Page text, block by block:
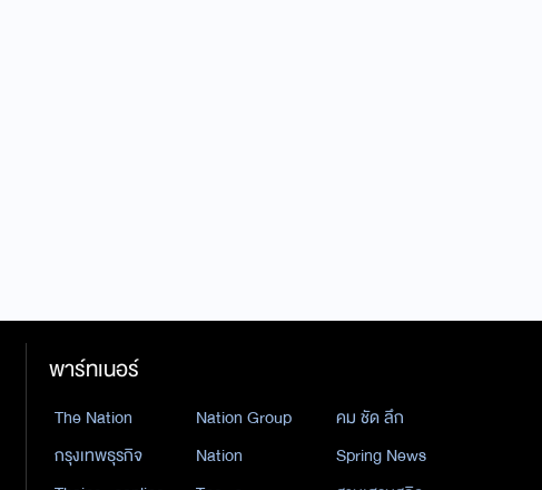
พาร์ทเนอร์
The Nation Nation Group
คม ชัด ลึก
กรุงเทพธุรกิจ
Nation
Spring News